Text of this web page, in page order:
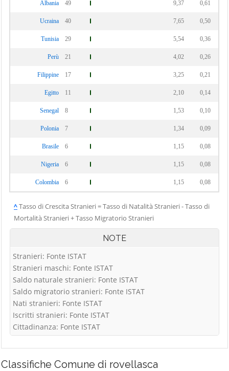
Albania 49 9,37 0,61
Ucraina 40 7,65 0,50
Tunisia 29 5,54 0,36
Perù 21 4,02 0,26
Filippine 17 3,25 0,21
Egitto 11 2,10 0,14
Senegal 8 1,53 0,10
Polonia 7 1,34 0,09
Brasile 6 1,15 0,08
Nigeria 6 1,15 0,08
Colombia 6 1,15 0,08
^Tasso di Crescita Stranieri = Tasso di Natalità Stranieri - Tasso di
Mortalità Stranieri + Tasso Migratorio Stranieri
NOTE
Stranieri: Fonte ISTAT
Stranieri maschi: Fonte ISTAT
Saldo naturale stranieri: Fonte ISTAT
Saldo migratorio stranieri: Fonte ISTAT
Nati stranieri: Fonte ISTAT
Iscritti stranieri: Fonte ISTAT
Cittadinanza: Fonte ISTAT
Classifiche Comune di rovellasca